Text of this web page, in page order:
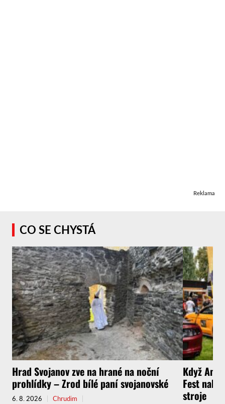
Reklama
CO SE CHYSTÁ
Hrad Svojanov zve na hrané na noční
prohlídky – Zrod bílé paní svojanovské
6. 8. 2026 Chrudim
Když
Fest
stroje